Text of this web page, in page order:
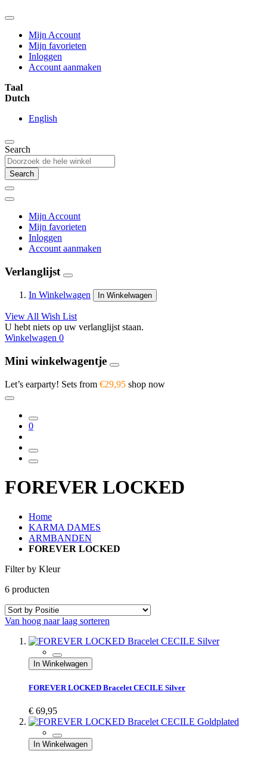
Mijn Account
Mijn favorieten
Inloggen
Account aanmaken
Taal
Dutch
English
Search
Search
Mijn Account
Mijn favorieten
Inloggen
Account aanmaken
Verlanglijst
In Winkelwagen In Winkelwagen
View All Wish List
U hebt niets op uw verlanglijst staan.
Winkelwagen 0
Mini winkelwagentje
Let’s earparty! Sets from €29,95 shop now
0
FOREVER LOCKED
Home
KARMA DAMES
ARMBANDEN
FOREVER LOCKED
Filter by Kleur
6 producten
Van hoog naar laag sorteren
In Winkelwagen
FOREVER LOCKED Bracelet CECILE Silver
€ 69,95
In Winkelwagen